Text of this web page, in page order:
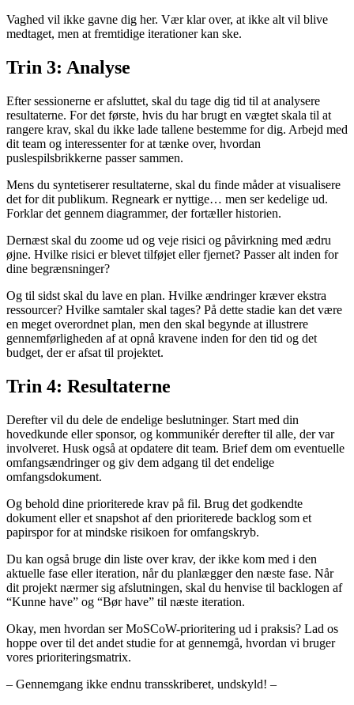
Vaghed vil ikke gavne dig her. Vær klar over, at ikke alt vil blive
medtaget, men at fremtidige iterationer kan ske.
Trin 3: Analyse
Efter sessionerne er afsluttet, skal du tage dig tid til at analysere
resultaterne. For det første, hvis du har brugt en vægtet skala til at
rangere krav, skal du ikke lade tallene bestemme for dig. Arbejd med
dit team og interessenter for at tænke over, hvordan
puslespilsbrikkerne passer sammen.
Mens du syntetiserer resultaterne, skal du finde måder at visualisere
det for dit publikum. Regneark er nyttige… men ser kedelige ud.
Forklar det gennem diagrammer, der fortæller historien.
Dernæst skal du zoome ud og veje risici og påvirkning med ædru
øjne. Hvilke risici er blevet tilføjet eller fjernet? Passer alt inden for
dine begrænsninger?
Og til sidst skal du lave en plan. Hvilke ændringer kræver ekstra
ressourcer? Hvilke samtaler skal tages? På dette stadie kan det være
en meget overordnet plan, men den skal begynde at illustrere
gennemførligheden af at opnå kravene inden for den tid og det
budget, der er afsat til projektet.
Trin 4: Resultaterne
Derefter vil du dele de endelige beslutninger. Start med din
hovedkunde eller sponsor, og kommunikér derefter til alle, der var
involveret. Husk også at opdatere dit team. Brief dem om eventuelle
omfangsændringer og giv dem adgang til det endelige
omfangsdokument.
Og behold dine prioriterede krav på fil. Brug det godkendte
dokument eller et snapshot af den prioriterede backlog som et
papirspor for at mindske risikoen for omfangskryb.
Du kan også bruge din liste over krav, der ikke kom med i den
aktuelle fase eller iteration, når du planlægger den næste fase. Når
dit projekt nærmer sig afslutningen, skal du henvise til backlogen af
“Kunne have” og “Bør have” til næste iteration.
Okay, men hvordan ser MoSCoW-prioritering ud i praksis? Lad os
hoppe over til det andet studie for at gennemgå, hvordan vi bruger
vores prioriteringsmatrix.
– Gennemgang ikke endnu transskriberet, undskyld! –